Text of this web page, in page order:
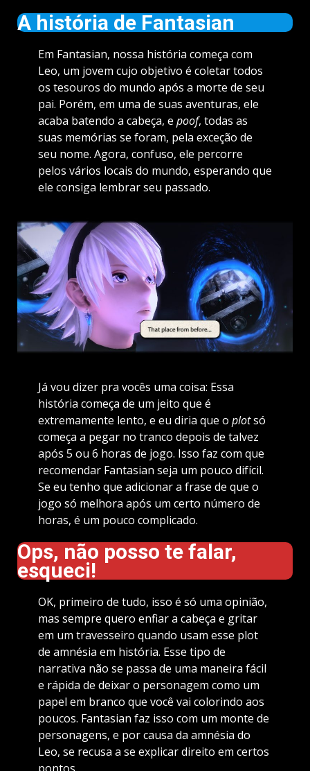
A história de Fantasian
Em Fantasian, nossa história começa com
Leo, um jovem cujo objetivo é coletar todos
os tesouros do mundo após a morte de seu
pai. Porém, em uma de suas aventuras, ele
acaba batendo a cabeça, e poof, todas as
suas memórias se foram, pela exceção de
seu nome. Agora, confuso, ele percorre
pelos vários locais do mundo, esperando que
ele consiga lembrar seu passado.
Já vou dizer pra vocês uma coisa: Essa
história começa de um jeito que é
extremamente lento, e eu diria que o plotsó
começa a pegar no tranco depois de talvez
após 5 ou 6 horas de jogo. Isso faz com que
recomendar Fantasian seja um pouco difícil.
Se eu tenho que adicionar a frase de que o
jogo só melhora após um certo número de
horas, é um pouco complicado.
Ops, não posso te falar,
esqueci!
OK, primeiro de tudo, isso é só uma opinião,
mas sempre quero enfiar a cabeça e gritar
em um travesseiro quando usam esse plot
de amnésia em história. Esse tipo de
narrativa não se passa de uma maneira fácil
e rápida de deixar o personagem como um
papel em branco que você vai colorindo aos
poucos. Fantasian faz isso com um monte de
personagens, e por causa da amnésia do
Leo, se recusa a se explicar direito em certos